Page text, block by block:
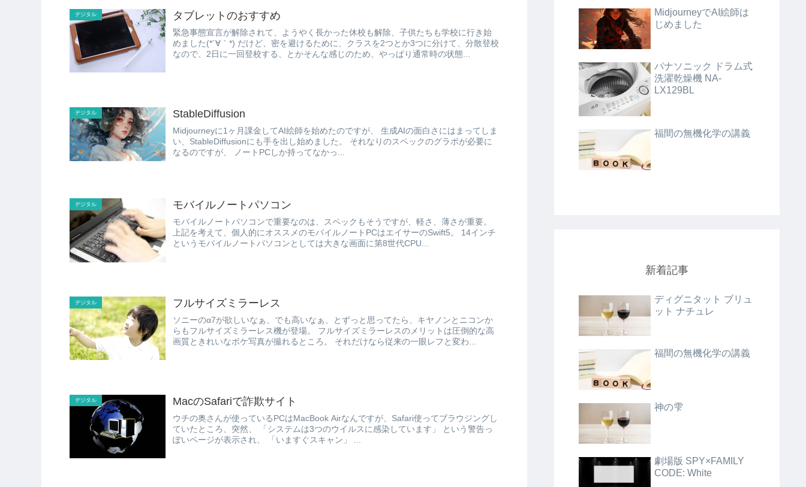
デジタル タブレットのおすすめ
緊急事態宣言が解除されて、ようやく長かった休校も解除、子供たちも学校に行き始
めました(*´∀｀*) だけど、密を避けるために、クラスを2つとか3つに分けて、分散登校
なので、2日に一回登校する、とかそんな感じのため、やっぱり通常時の状態...
デジタル StableDiffusion
Midjourneyに1ヶ月課金してAI絵師を始めたのですが、 生成AIの面白さにはまってしま
い、StableDiffusionにも手を出し始めました。 それなりのスペックのグラボが必要に
なるのですが、 ノートPCしか持ってなかっ...
デジタル モバイルノートパソコン
モバイルノートパソコンで重要なのは、スペックもそうですが、軽さ、薄さが重要。
上記を考えて、個人的にオススメのモバイルノートPCはエイサーのSwift5。 14インチ
というモバイルノートパソコンとしては大きな画面に第8世代CPU...
デジタル フルサイズミラーレス
ソニーのα7が欲しいなぁ、でも高いなぁ、とずっと思ってたら、キヤノンとニコンか
らもフルサイズミラーレス機が登場。 フルサイズミラーレスのメリットは圧倒的な高
画質ときれいなボケ写真が撮れるところ。 それだけなら従来の一眼レフと変わ...
デジタル MacのSafariで詐欺サイト
ウチの奥さんが使っているPCはMacBook Airなんですが、Safari使ってブラウジングし
ていたところ、突然、 「システムは3つのウイルスに感染しています」 という警告っ
ぽいページが表示され、 「いますぐスキャン」 ...
MidjourneyでAI絵師は
じめました
パナソニック ドラム式
洗濯乾燥機 NA-
LX129BL
福間の無機化学の講義
新着記事
ディグニタット ブリュ
ット ナチュレ
福間の無機化学の講義
神の雫
劇場版 SPY×FAMILY
CODE: White